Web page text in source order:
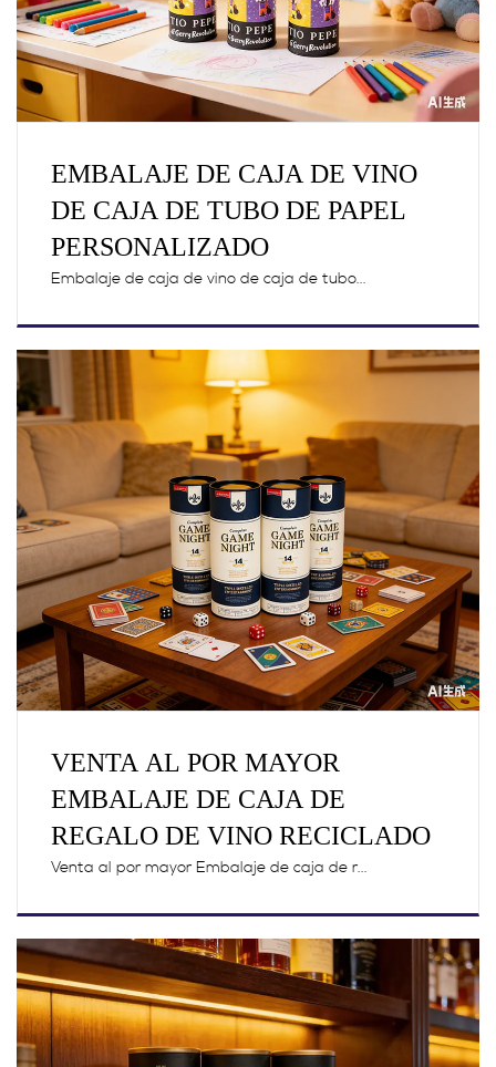
EMBALAJE DE CAJA DE VINO
DE CAJA DE TUBO DE PAPEL
PERSONALIZADO
Embalaje de caja de vino de caja de tubo...
VENTA AL POR MAYOR
EMBALAJE DE CAJA DE
REGALO DE VINO RECICLADO
Venta al por mayor Embalaje de caja de r...